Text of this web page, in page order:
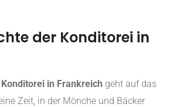
der Konditorei in
Konditorei in Frankreich geht auf das
Zeit, in der Mönche und Bäcker